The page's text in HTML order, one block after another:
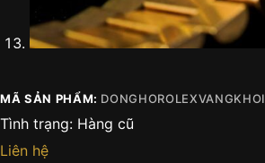
MÃ SẢN PHẨM: DONGHOROLEXVANGKHOI
Tình trạng: Hàng cũ
Liên hệ